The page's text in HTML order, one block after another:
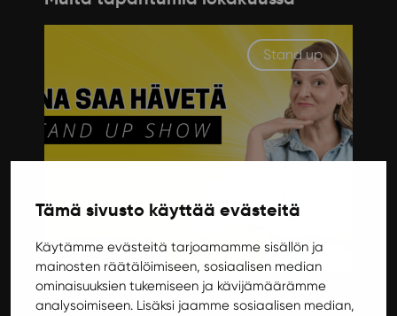
Tämä sivusto käyttää evästeitä
Käytämme evästeitä tarjoamamme sisällön ja
mainosten räätälöimiseen, sosiaalisen median
ominaisuuksien tukemiseen ja kävijämäärämme
analysoimiseen. Lisäksi jaamme sosiaalisen median,
Stand up
Lauantai 11.10.2025
Helena Pöllänen: Aina saa hävetä